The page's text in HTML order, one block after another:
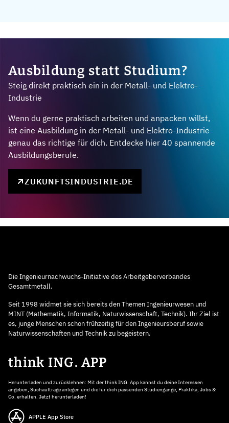
Ausbildung statt Studium?
Steig direkt praktisch ein in der Metall- und Elektro-
Industrie
Wenn du gerne praktisch arbeiten und anpacken willst,
ist eine Ausbildung in der Metall- und Elektro-Industrie
genau das richtige für dich. Entdecke hier 40 spannende
Ausbildungsberufe.
ZUKUNFTSINDUSTRIE.DE
Die Ingenieurnachwuchs-Initiative des Arbeitgeberverbandes
Gesamtmetall.
Seit 1998 widmet sie sich bereits den Themen Ingenieurwesen und
MINT (Mathematik, Informatik, Naturwissenschaft, Technik). Ihr Ziel ist
es, junge Menschen schon frühzeitig für den Ingenieursberuf sowie
Naturwissenschaften und Technik zu begeistern.
think ING. APP
Herunterladen und zurücklehnen: Mit der think ING. App kannst du deine Interessen
angeben, Suchaufträge anlegen und die für dich passenden Studiengänge, Praktika, Jobs &
Co. erhalten. Jetzt herunterladen!
APPLE App Store